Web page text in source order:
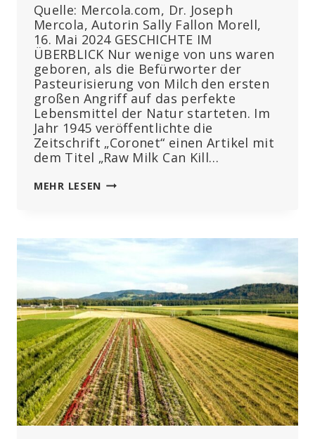
Quelle: Mercola.com, Dr. Joseph
Mercola, Autorin Sally Fallon Morell,
16. Mai 2024 GESCHICHTE IM
ÜBERBLICK Nur wenige von uns waren
geboren, als die Befürworter der
Pasteurisierung von Milch den ersten
großen Angriff auf das perfekte
Lebensmittel der Natur starteten. Im
Jahr 1945 veröffentlichte die
Zeitschrift „Coronet“ einen Artikel mit
dem Titel „Raw Milk Can Kill…
MEHR LESEN ROHMILCH
EINMAL